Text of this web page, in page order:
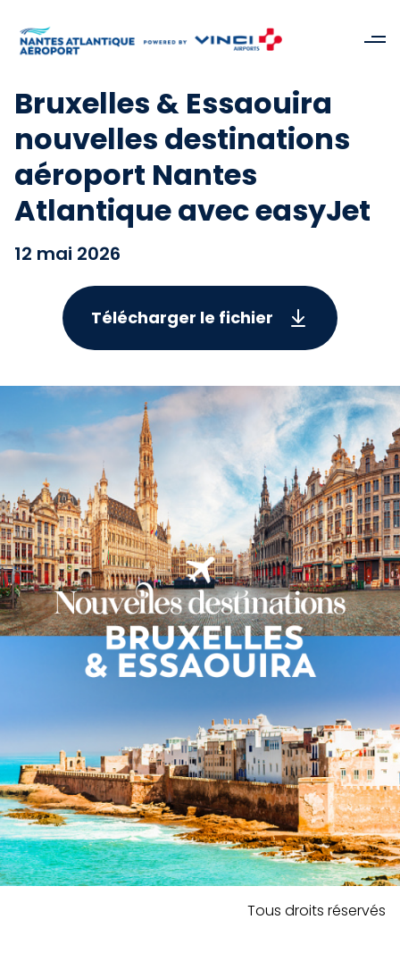
Bruxelles & Essaouira
nouvelles destinations
aéroport Nantes
Atlantique avec easyJet
12 mai 2026
Télécharger le fichier
Tous droits réservés